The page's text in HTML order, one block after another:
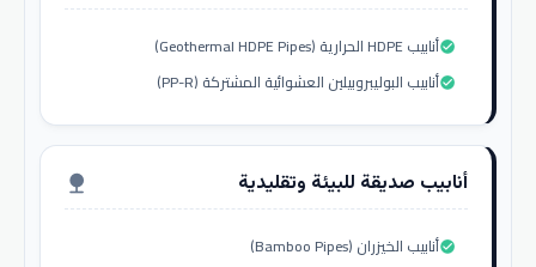
أنابيب HDPE الحرارية (Geothermal HDPE Pipes)check_circle
أنابيب البوليبروبيلين العشوائية المشتركة (PP-R)check_circle
أنابيب صديقة للبيئة وتقليدية nature
أنابيب الخيزران (Bamboo Pipes)check_circle